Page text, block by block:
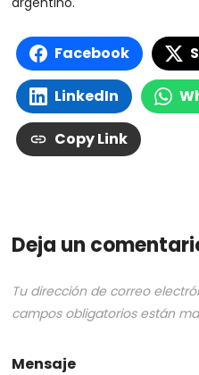
Facebook
LinkedIn
Copy Link
Deja un
Tu dirección de correo
campos obligatorios están
Mensaje